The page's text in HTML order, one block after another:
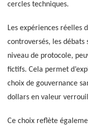
cercles techniques.
Les expériences réelles
controversés, les débats
niveau de protocole,
fictifs. Cela permet
choix de gouvernance
dollars en valeur
Ce choix reflète